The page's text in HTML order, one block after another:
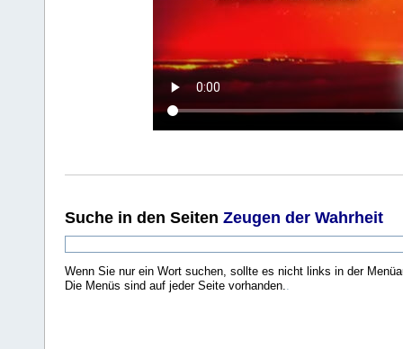
Suche in den Seiten Zeugen der Wahrheit
Wenn Sie nur ein Wort suchen, sollte es nicht links in der
Die Menüs sind auf jeder Seite vorhanden..